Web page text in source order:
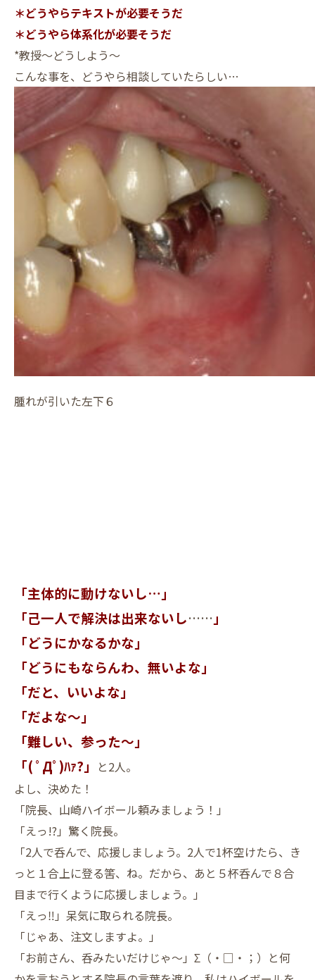
＊どうやらテキストが必要そうだ
＊どうやら体系化が必要そうだ
*教授～どうしよう～
こんな事を、どうやら相談していたらしい…
腫れが引いた左下６
「主体的に動けないし…」
「己一人で解決は出来ないし…… 」
「どうにかなるかな」
「どうにもならんわ、無いよな」
「だと、いいよな」
「だよな～」
「難しい、参った～」
「( ﾟДﾟ)ﾊｧ?」
と2人。
よし、決めた！
「院長、山崎ハイボール頼みましょう！」
「えっ!?」驚く院長。
「2人で呑んで、応援しましょう。2人で1杯空けたら、き
っと１合上に登る筈、ね。だから、あと５杯呑んで８合
目まで行くように応援しましょう。」
「えっ‼」呆気に取られる院長。
「じゃあ、注文しますよ。」
「お前さん、呑みたいだけじゃ～」Σ（・□・；）と何